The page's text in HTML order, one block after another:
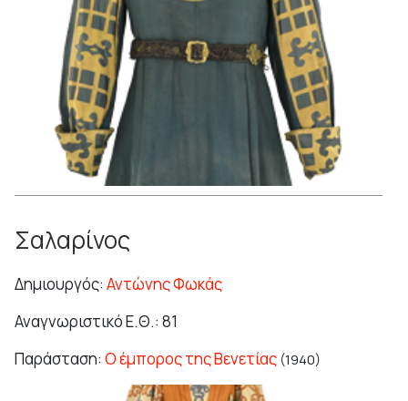
Σαλαρίνος
Δημιουργός: Αντώνης Φωκάς
Αναγνωριστικό Ε.Θ.: 81
Παράσταση: Ο έμπορος της Βενετίας (1940)